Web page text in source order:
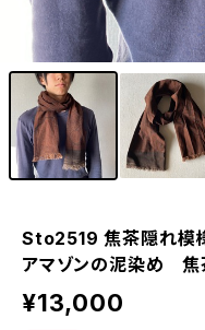
Sto2519 焦茶隠れ模
アマゾンの泥染め 焦
¥13,000